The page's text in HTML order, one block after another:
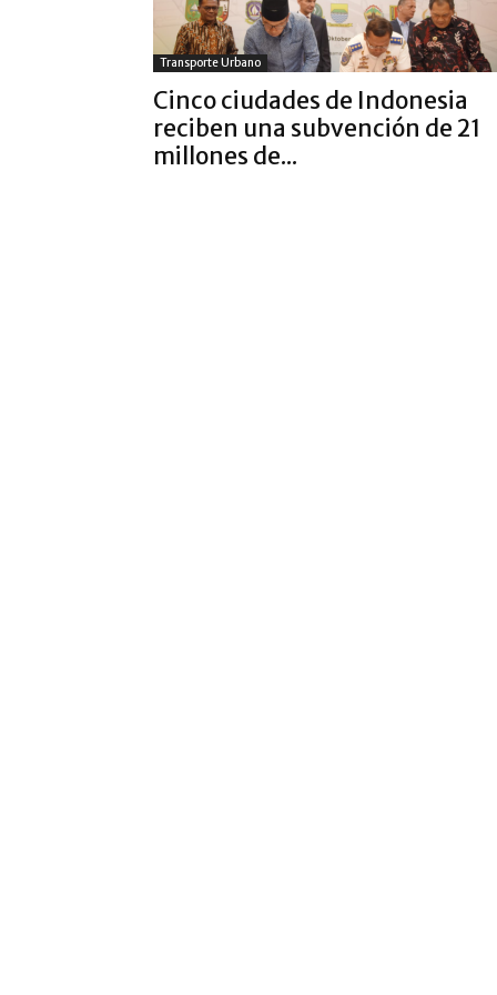
Transporte Urbano
Cinco ciudades de Indonesia
reciben una subvención de 21
millones de...